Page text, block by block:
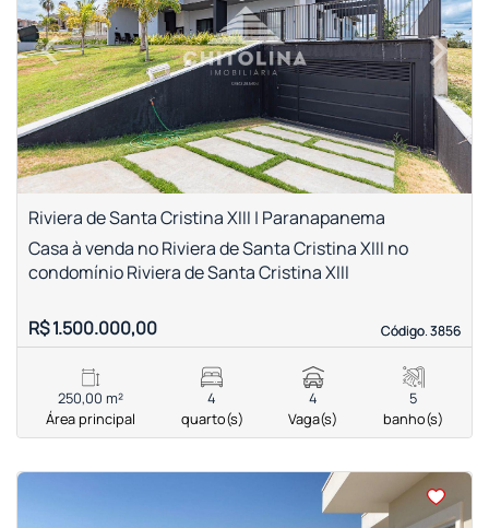
‹Previous ›
Next
Riviera de Santa Cristina XIII | Paranapanema
Código. 3856
Código. 3856
Casa à venda no Riviera de Santa Cristina XIII no
condomínio Riviera de Santa Cristina XIII
R$ 1.500.000,00
250,00 m²
Área principal
4
quarto(s)
4
Vaga(s)
5
banho(s)
<